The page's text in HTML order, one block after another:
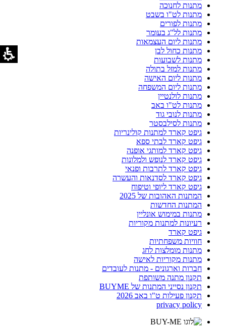
מתנות לחנוכה
מתנות לט"ו בשבט
מתנות לפורים
מתנות לל"ג בעומר
מתנות ליום העצמאות
מתנות כחול לבן
מתנות לשבועות
מתנות למזל בתולה
מתנות ליום האישה
מתנות ליום המשפחה
מתנות לולנטיין
מתנות לט"ו באב
מתנות לנובי גוד
מתנות לסילבסטר
גיפט קארד למתנות קולינריות
גיפט קארד לבתי ספא
גיפט קארד למותגי אופנה
גיפט קארד לנופש ולמלונות
גיפט קארד לתרבות ופנאי
גיפט קארד לסדנאות והעשרה
גיפט קארד ליופי וטיפוח
המתנות האהובות של 2025
המתנות החדשות
מתנות במימוש אונליין
רעיונות למתנות מקוריות
גיפט קארד
חוויות משפחתיות
מתנות מומלצות לחג
מתנות מקוריות לאישה
חברות וארגונים - מתנות לעובדים
תקנון מתנה משותפת
תקנון נסייני המתנות של BUYME
תקנון פעילות ט"ו באב 2026
privacy policy